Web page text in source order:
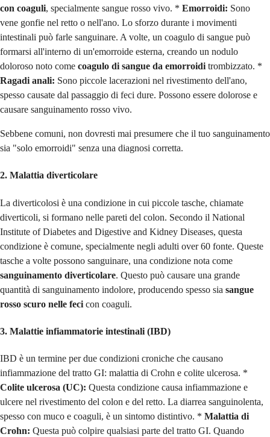
con coaguli, specialmente sangue rosso vivo. * Emorroidi: Sono
vene gonfie nel retto o nell'ano. Lo sforzo durante i movimenti
intestinali può farle sanguinare. A volte, un coagulo di sangue può
formarsi all'interno di un'emorroide esterna, creando un nodulo
doloroso noto come coagulo di sangue da emorroidi trombizzato. *
Ragadi anali: Sono piccole lacerazioni nel rivestimento dell'ano,
spesso causate dal passaggio di feci dure. Possono essere dolorose e
causare sanguinamento rosso vivo.
Sebbene comuni, non dovresti mai presumere che il tuo sanguinamento
sia "solo emorroidi" senza una diagnosi corretta.
2. Malattia diverticolare
La diverticolosi è una condizione in cui piccole tasche, chiamate
diverticoli, si formano nelle pareti del colon. Secondo il National
Institute of Diabetes and Digestive and Kidney Diseases, questa
condizione è comune, specialmente negli adulti over 60 fonte. Queste
tasche a volte possono sanguinare, una condizione nota come
sanguinamento diverticolare. Questo può causare una grande
quantità di sanguinamento indolore, producendo spesso sia sangue
rosso scuro nelle feci con coaguli.
3. Malattie infiammatorie intestinali (IBD)
IBD è un termine per due condizioni croniche che causano
infiammazione del tratto GI: malattia di Crohn e colite ulcerosa. *
Colite ulcerosa (UC): Questa condizione causa infiammazione e
ulcere nel rivestimento del colon e del retto. La diarrea sanguinolenta,
spesso con muco e coaguli, è un sintomo distintivo. * Malattia di
Crohn: Questa può colpire qualsiasi parte del tratto GI. Quando